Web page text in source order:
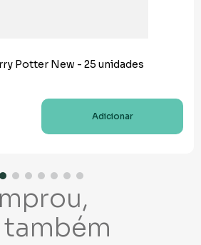
Potter New - 25 unidades
Adicionar